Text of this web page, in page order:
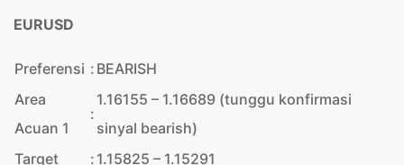
EURUSD
Preferensi : BEARISH
Area
Acuan 1
:
1.16155 – 1.16689 (tunggu konfirmasi
sinyal bearish)
Target
: 1.15825 – 1.15291